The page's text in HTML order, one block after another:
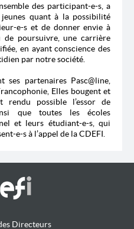
des participant-e-s, a
quant à la possibilité
e-s et de donner envie à
de poursuivre, une carrière
en ayant conscience des
par notre société.
ses partenaires Pasc@line,
Elles bougent et
rendu possible l’essor de
que toutes les écoles
et leurs étudiant-e-s, qui
e-s à l’appel de la CDEFI.
Directeurs